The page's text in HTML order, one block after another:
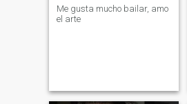
Me gusta mucho bailar, amo
el arte